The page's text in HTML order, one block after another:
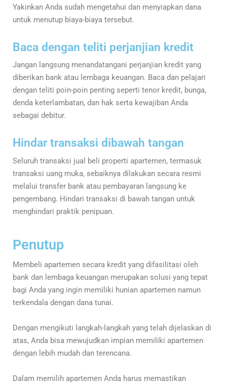
Yakinkan Anda sudah mengetahui dan menyiapkan dana
untuk menutup biaya-biaya tersebut.
Baca dengan teliti perjanjian kredit
Jangan langsung menandatangani perjanjian kredit yang
diberikan bank atau lembaga keuangan. Baca dan pelajari
dengan teliti poin-poin penting seperti tenor kredit, bunga,
denda keterlambatan, dan hak serta kewajiban Anda
sebagai debitur.
Hindar transaksi dibawah tangan
Seluruh transaksi jual beli properti apartemen, termasuk
transaksi uang muka, sebaiknya dilakukan secara resmi
melalui transfer bank atau pembayaran langsung ke
pengembang. Hindari transaksi di bawah tangan untuk
menghindari praktik penipuan.
Penutup
Membeli apartemen secara kredit yang difasilitasi oleh
bank dan lembaga keuangan merupakan solusi yang tepat
bagi Anda yang ingin memiliki hunian apartemen namun
terkendala dengan dana tunai.
Dengan mengikuti langkah-langkah yang telah dijelaskan di
atas, Anda bisa mewujudkan impian memiliki apartemen
dengan lebih mudah dan terencana.
Dalam memilih apartemen Anda harus memastikan